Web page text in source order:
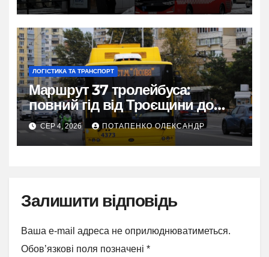
ЛОГІСТИКА ТА ТРАНСПОРТ
Маршрут 37 тролейбуса:
повний гід від Троєщини до
метро Лісова
СЕР 4, 2026 ПОТАПЕНКО ОЛЕКСАНДР
Залишити відповідь
Ваша e-mail адреса не оприлюднюватиметься.
Обов’язкові поля позначені *